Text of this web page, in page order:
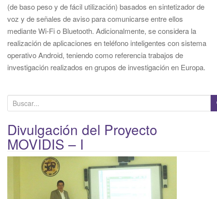
(de baso peso y de fácil utilización) basados en sintetizador de
voz y de señales de aviso para comunicarse entre ellos
mediante Wi-Fi o Bluetooth. Adicionalmente, se considera la
realización de aplicaciones en teléfono inteligentes con sistema
operativo Android, teniendo como referencia trabajos de
investigación realizados en grupos de investigación en Europa.
u
s
c
a
Divulgación del Proyecto
MOVIDIS – I